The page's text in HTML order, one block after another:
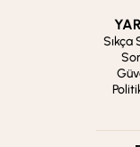
Sıkça